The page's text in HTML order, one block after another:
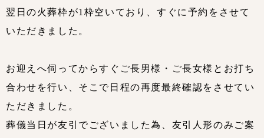
翌日の火葬枠が1枠空いており、すぐに予約をさせて
いただきました。
お迎えへ伺ってからすぐご長男様・ご長女様とお打ち
合わせを行い、そこで日程の再度最終確認をさせてい
ただきました。
葬儀当日が友引でございました為、友引人形のみご案